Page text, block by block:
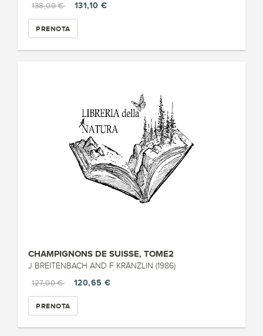
138,00 €
131,10 €
PRENOTA
CHAMPIGNONS DE SUISSE, TOME2
J BREITENBACH AND F KRÄNZLIN (1986)
127,00 €
120,65 €
PRENOTA